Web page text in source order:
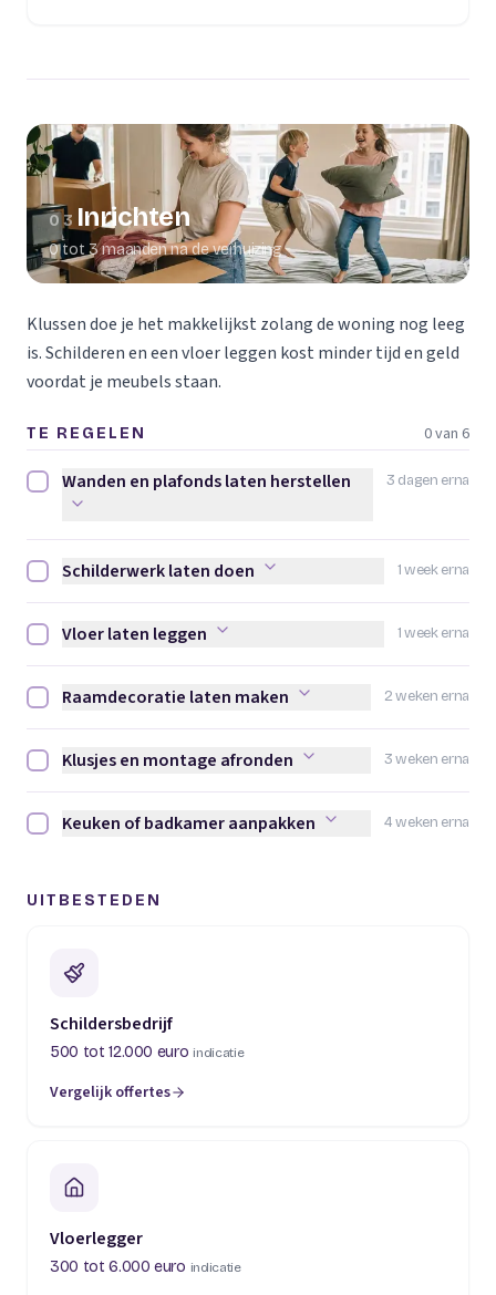
03 Inrichten
0 tot 3 maanden na de verhuizing
Klussen doe je het makkelijkst zolang de woning nog leeg
is. Schilderen en een vloer leggen kost minder tijd en geld
voordat je meubels staan.
TE REGELEN 0 van 6
3 dagen erna
Wanden en plafonds laten herstellen afvinken
Wanden en plafonds laten herstellen
1 week erna
Schilderwerk laten doen afvinken
Schilderwerk laten doen
1 week erna
Vloer laten leggen afvinken
Vloer laten leggen
2 weken erna
Raamdecoratie laten maken afvinken
Raamdecoratie laten maken
3 weken erna
Klusjes en montage afronden afvinken
Klusjes en montage afronden
4 weken erna
Keuken of badkamer aanpakken afvinken
Keuken of badkamer aanpakken
UITBESTEDEN
Schildersbedrijf
500 tot 12.000 euro indicatie
Vergelijk offertes
(opent in een nieuw tabblad)
Vloerlegger
300 tot 6.000 euro indicatie